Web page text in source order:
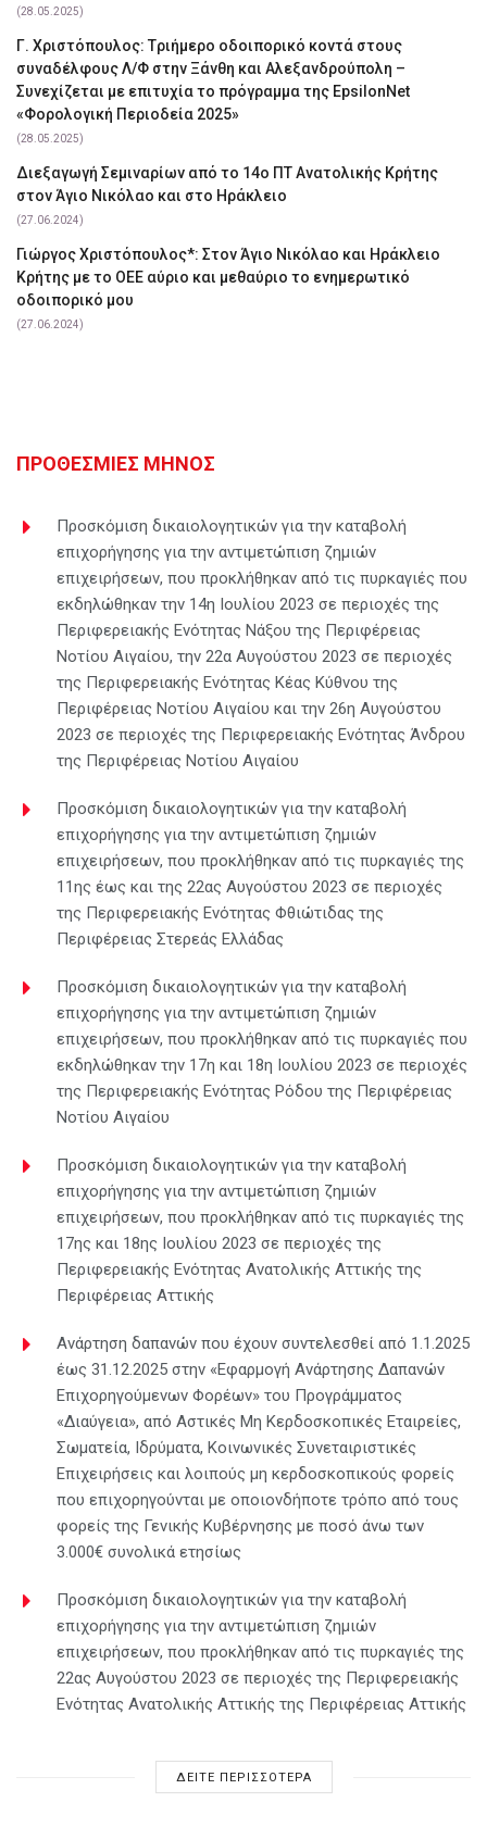
(28.05.2025)
Γ. Χριστόπουλος: Tριήμερο οδοιπορικό κοντά στους
συναδέλφους Λ/Φ στην Ξάνθη και Αλεξανδρούπολη –
Συνεχίζεται με επιτυχία το πρόγραμμα της EpsilonNet
«Φορολογική Περιοδεία 2025»
(28.05.2025)
Διεξαγωγή Σεμιναρίων από το 14ο ΠΤ Ανατολικής Κρήτης
στον Άγιο Νικόλαο και στο Ηράκλειο
(27.06.2024)
Γιώργος Χριστόπουλος*: Στον Άγιο Νικόλαο και Ηράκλειο
Κρήτης με το ΟΕΕ αύριο και μεθαύριο το ενημερωτικό
οδοιπορικό μου
(27.06.2024)
ΠΡΟΘΕΣΜΙΕΣ ΜΗΝΟΣ
Προσκόμιση δικαιολογητικών για την καταβολή
επιχορήγησης για την αντιμετώπιση ζημιών
επιχειρήσεων, που προκλήθηκαν από τις πυρκαγιές που
εκδηλώθηκαν την 14η Ιουλίου 2023 σε περιοχές της
Περιφερειακής Ενότητας Νάξου της Περιφέρειας
Νοτίου Αιγαίου, την 22α Αυγούστου 2023 σε περιοχές
της Περιφερειακής Ενότητας Κέας Κύθνου της
Περιφέρειας Νοτίου Αιγαίου και την 26η Αυγούστου
2023 σε περιοχές της Περιφερειακής Ενότητας Άνδρου
της Περιφέρειας Νοτίου Αιγαίου
Προσκόμιση δικαιολογητικών για την καταβολή
επιχορήγησης για την αντιμετώπιση ζημιών
επιχειρήσεων, που προκλήθηκαν από τις πυρκαγιές της
11ης έως και της 22ας Αυγούστου 2023 σε περιοχές
της Περιφερειακής Ενότητας Φθιώτιδας της
Περιφέρειας Στερεάς Ελλάδας
Προσκόμιση δικαιολογητικών για την καταβολή
επιχορήγησης για την αντιμετώπιση ζημιών
επιχειρήσεων, που προκλήθηκαν από τις πυρκαγιές που
εκδηλώθηκαν την 17η και 18η Ιουλίου 2023 σε περιοχές
της Περιφερειακής Ενότητας Ρόδου της Περιφέρειας
Νοτίου Αιγαίου
Προσκόμιση δικαιολογητικών για την καταβολή
επιχορήγησης για την αντιμετώπιση ζημιών
επιχειρήσεων, που προκλήθηκαν από τις πυρκαγιές της
17ης και 18ης Ιουλίου 2023 σε περιοχές της
Περιφερειακής Ενότητας Ανατολικής Αττικής της
Περιφέρειας Αττικής
Ανάρτηση δαπανών που έχουν συντελεσθεί από 1.1.2025
έως 31.12.2025 στην «Εφαρμογή Ανάρτησης Δαπανών
Επιχορηγούμενων Φορέων» του Προγράμματος
«Διαύγεια», από Αστικές Μη Κερδοσκοπικές Εταιρείες,
Σωματεία, Ιδρύματα, Κοινωνικές Συνεταιριστικές
Επιχειρήσεις και λοιπούς μη κερδοσκοπικούς φορείς
που επιχορηγούνται με οποιονδήποτε τρόπο από τους
φορείς της Γενικής Κυβέρνησης με ποσό άνω των
3.000€ συνολικά ετησίως
Προσκόμιση δικαιολογητικών για την καταβολή
επιχορήγησης για την αντιμετώπιση ζημιών
επιχειρήσεων, που προκλήθηκαν από τις πυρκαγιές της
22ας Αυγούστου 2023 σε περιοχές της Περιφερειακής
Ενότητας Ανατολικής Αττικής της Περιφέρειας Αττικής
ΔΕΙΤΕ ΠΕΡΙΣΣΟΤΕΡΑ